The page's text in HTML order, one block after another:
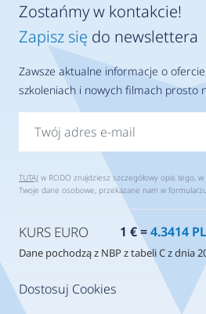
Dostosuj Cookies
Zostańmy w kontakcie!
Zapisz się do newslettera
Zawsze aktualne informacje o
szkoleniach i nowych filmach prosto
TUTAJ w RODO znajdziesz szczegółowy opis tego,
Twoje dane osobowe, przekazane nam w
KURS EURO 1 € =4.3414
Dane pochodzą z NBP z tabeli C z dnia